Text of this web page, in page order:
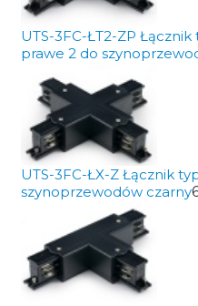
UTS-3FC-ŁT2-ZP
prawe 2 do
UTS-3FC-ŁX-Z Łącznik
szynoprzewodów czarny